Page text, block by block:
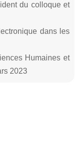
du colloque et
dans les
Humaines et
2023